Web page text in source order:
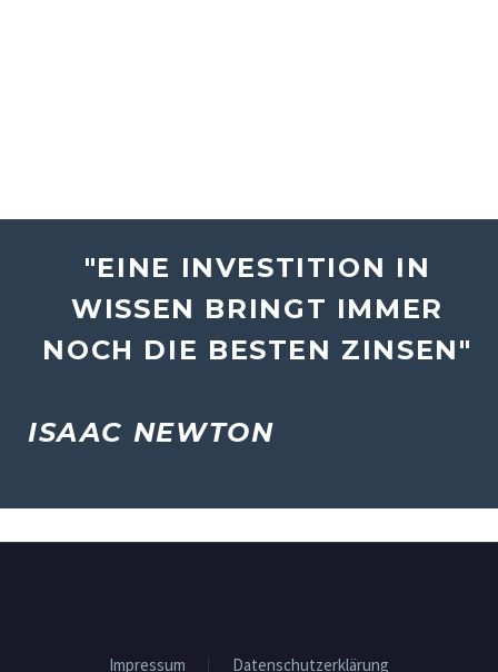
"EINE INVESTITION IN
WISSEN BRINGT IMMER
NOCH DIE BESTEN ZINSEN"
ISAAC NEWTON
Impressum Datenschutzerklärung